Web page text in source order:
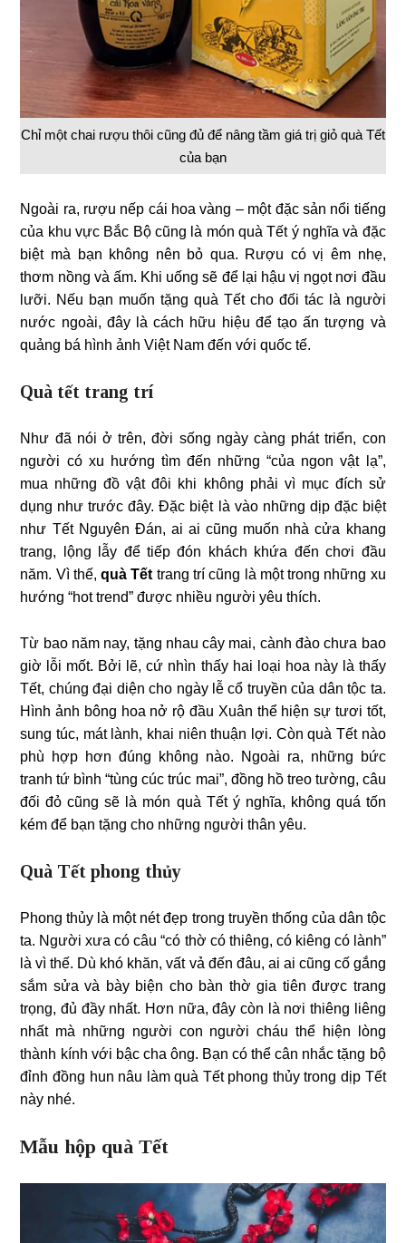
Chỉ một chai rượu thôi cũng đủ để nâng tầm giá trị giỏ quà Tết
của bạn
Ngoài ra, rượu nếp cái hoa vàng – một đặc sản nổi tiếng
của khu vực Bắc Bộ cũng là món quà Tết ý nghĩa và đặc
biệt mà bạn không nên bỏ qua. Rượu có vị êm nhẹ,
thơm nồng và ấm. Khi uống sẽ để lại hậu vị ngọt nơi đầu
lưỡi. Nếu bạn muốn tặng quà Tết cho đối tác là người
nước ngoài, đây là cách hữu hiệu để tạo ấn tượng và
quảng bá hình ảnh Việt Nam đến với quốc tế.
Quà tết trang trí
Như đã nói ở trên, đời sống ngày càng phát triển, con
người có xu hướng tìm đến những “của ngon vật lạ”,
mua những đồ vật đôi khi không phải vì mục đích sử
dụng như trước đây. Đặc biệt là vào những dịp đặc biệt
như Tết Nguyên Đán, ai ai cũng muốn nhà cửa khang
trang, lộng lẫy để tiếp đón khách khứa đến chơi đầu
năm. Vì thế,quà Tết trang trí cũng là một trong những xu
hướng “hot trend” được nhiều người yêu thích.
Từ bao năm nay, tặng nhau cây mai, cành đào chưa bao
giờ lỗi mốt. Bởi lẽ, cứ nhìn thấy hai loại hoa này là thấy
Tết, chúng đại diện cho ngày lễ cổ truyền của dân tộc ta.
Hình ảnh bông hoa nở rộ đầu Xuân thể hiện sự tươi tốt,
sung túc, mát lành, khai niên thuận lợi. Còn quà Tết nào
phù hợp hơn đúng không nào. Ngoài ra, những bức
tranh tứ bình “tùng cúc trúc mai”, đồng hồ treo tường, câu
đối đỏ cũng sẽ là món quà Tết ý nghĩa, không quá tốn
kém để bạn tặng cho những người thân yêu.
Quà Tết phong thủy
Phong thủy là một nét đẹp trong truyền thống của dân tộc
ta. Người xưa có câu “có thờ có thiêng, có kiêng có lành”
là vì thế. Dù khó khăn, vất vả đến đâu, ai ai cũng cố gắng
sắm sửa và bày biện cho bàn thờ gia tiên được trang
trọng, đủ đầy nhất. Hơn nữa, đây còn là nơi thiêng liêng
nhất mà những người con người cháu thể hiện lòng
thành kính với bậc cha ông. Bạn có thể cân nhắc tặng bộ
đỉnh đồng hun nâu làm quà Tết phong thủy trong dịp Tết
này nhé.
Mẫu hộp quà Tết